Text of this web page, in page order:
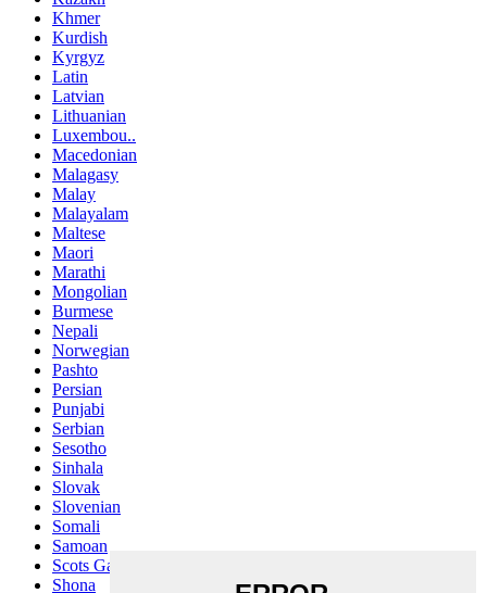
Khmer
Kurdish
Kyrgyz
Latin
Latvian
Lithuanian
Luxembou..
Macedonian
Malagasy
Malay
Malayalam
Maltese
Maori
Marathi
Mongolian
Burmese
Nepali
Norwegian
Pashto
Persian
Punjabi
Serbian
Sesotho
Sinhala
Slovak
Slovenian
Somali
Samoan
Scots Gaelic
Shona